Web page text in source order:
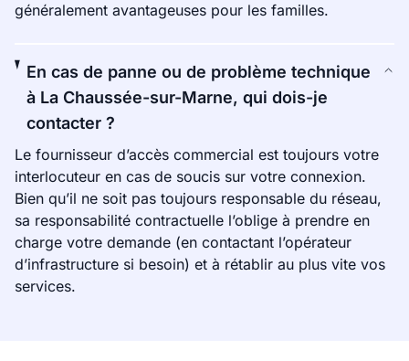
généralement avantageuses pour les familles.
En cas de panne ou de problème technique
à La Chaussée-sur-Marne, qui dois-je
contacter ?
Le fournisseur d’accès commercial est toujours votre
interlocuteur en cas de soucis sur votre connexion.
Bien qu’il ne soit pas toujours responsable du réseau,
sa responsabilité contractuelle l’oblige à prendre en
charge votre demande (en contactant l’opérateur
d’infrastructure si besoin) et à rétablir au plus vite vos
services.